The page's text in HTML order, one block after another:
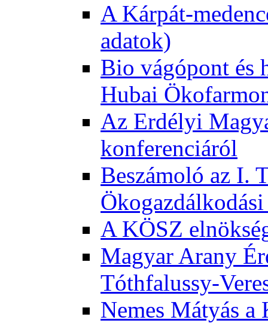
A Kárpát-
adatok)
Bio vágópont és
Hubai
Az Erdélyi
konferenciáról
Beszámoló az I.
A KÖSZ
Magyar Arany
Tóthfalussy-
Nemes Mátyás a